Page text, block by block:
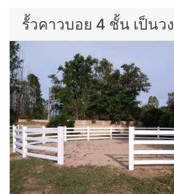
รั้วคาวบอย 4 ชั้น เป็นวง